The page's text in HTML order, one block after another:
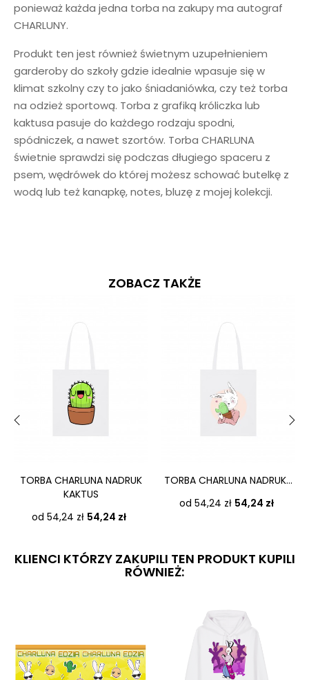
ponieważ każda jedna torba na zakupy ma autograf
CHARLUNY.
Produkt ten jest również świetnym uzupełnieniem
garderoby do szkoły gdzie idealnie wpasuje się w
klimat szkolny czy to jako śniadaniówka, czy też torba
na odzież sportową. Torba z grafiką króliczka lub
kaktusa pasuje do każdego rodzaju spodni,
spódniczek, a nawet szortów. Torba CHARLUNA
świetnie sprawdzi się podczas długiego spaceru z
psem, wędrówek do której możesz schować butelkę z
wodą lub też kanapkę, notes, bluzę z mojej kolekcji.
ZOBACZ TAKŻE
TORBA CHARLUNA NADRUK
KAKTUS
od 54,24 zł Cena
54,24 zł
TORBA CHARLUNA NADRUK...
od 54,24 zł Cena
54,24 zł
KLIENCI KTÓRZY ZAKUPILI TEN PRODUKT KUPILI
RÓWNIEŻ: